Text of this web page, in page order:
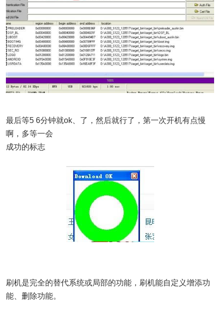
最后等5 6分钟就ok、了，然后就行了，第一次开机有点慢
啊，多等一会
成功的标志
刷机是完全的替代系统或局部的功能，刷机能自定义增添功
能、删除功能。